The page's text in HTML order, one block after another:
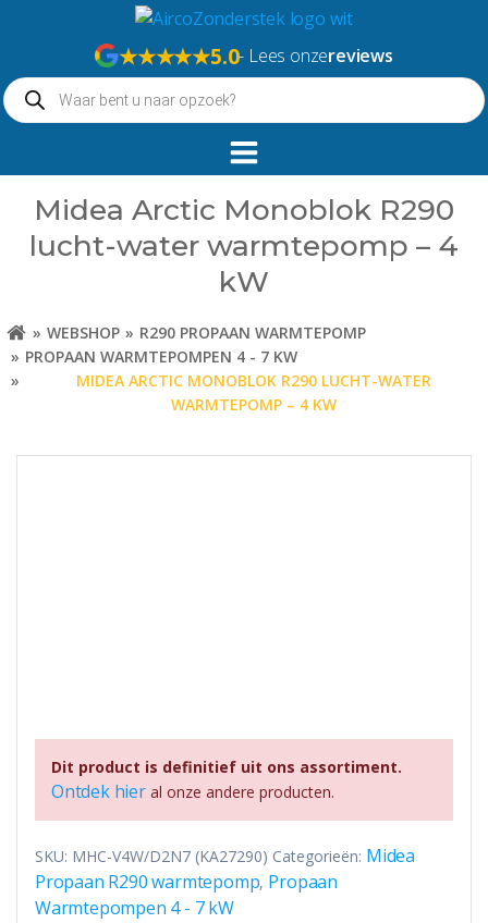
springen
★★★★★5.0- Lees onzereviews
Producten
zoeken
Midea Arctic Monoblok R290
lucht-water warmtepomp – 4
kW
WEBSHOP
R290 PROPAAN WARMTEPOMP
PROPAAN WARMTEPOMPEN 4 - 7 KW
MIDEA ARCTIC MONOBLOK R290 LUCHT-WATER
WARMTEPOMP – 4 KW
Dit product is definitief uit ons assortiment.
Ontdek hieral onze andere producten.
SKU: MHC-V4W/D2N7 (KA27290) Categorieën: Midea
Propaan R290 warmtepomp, Propaan
Warmtepompen 4 - 7 kW